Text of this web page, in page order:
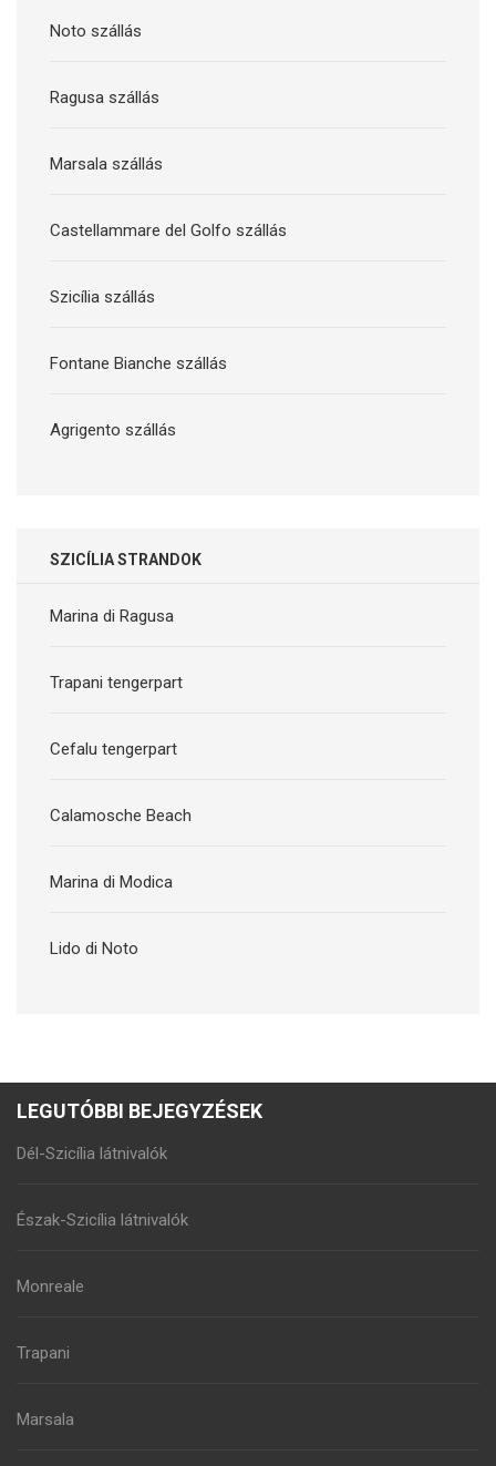
Noto szállás
Ragusa szállás
Marsala szállás
Castellammare del Golfo szállás
Szicília szállás
Fontane Bianche szállás
Agrigento szállás
SZICÍLIA STRANDOK
Marina di Ragusa
Trapani tengerpart
Cefalu tengerpart
Calamosche Beach
Marina di Modica
Lido di Noto
LEGUTÓBBI BEJEGYZÉSEK
Dél-Szicília látnivalók
Észak-Szicília látnivalók
Monreale
Trapani
Marsala